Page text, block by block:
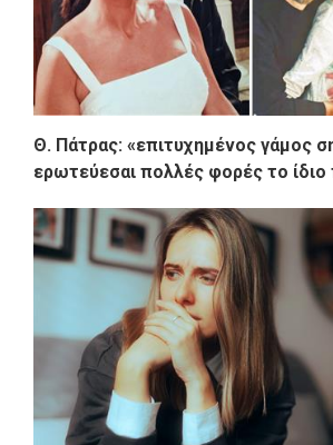
Θ. Πάτρας: «επιτυχημένος γάμος
ερωτεύεσαι πολλές φορές το